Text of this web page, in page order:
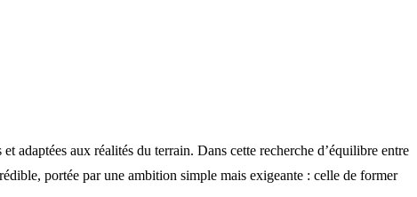
adaptées aux réalités du terrain. Dans cette recherche d’équilibre entre
portée par une ambition simple mais exigeante : celle de former